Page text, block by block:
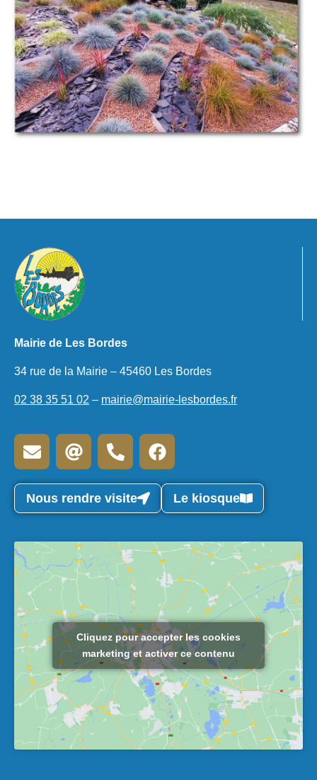
Mairie de Les Bordes
34 rue de la Mairie – 45460 Les Bordes
02 38 35 51 02 – mairie@mairie-lesbordes.fr
Nous rendre visite Le kiosque
Cliquez pour accepter les cookies
marketing et activer ce contenu